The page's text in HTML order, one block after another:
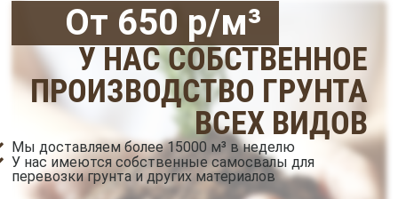
От 650 р/м³
У НАС СОБСТВЕННОЕ
ПРОИЗВОДСТВО ГРУНТА
ВСЕХ ВИДОВ
Мы доставляем более 15000 м³ в неделю
У нас имеются собственные самосвалы для
перевозки грунта и других материалов